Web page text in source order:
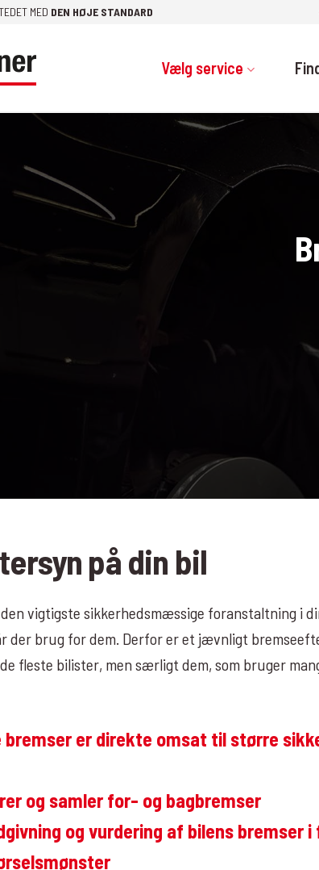
MED DEN HØJE STANDARD
Vælg service
på din bil
vigtigste sikkerhedsmæssige foranstaltning i
der brug for dem. Derfor er et jævnligt
fleste bilister, men særligt dem, som bruger
bremser er direkte omsat til større
og samler for- og bagbremser
og vurdering af bilens bremser i